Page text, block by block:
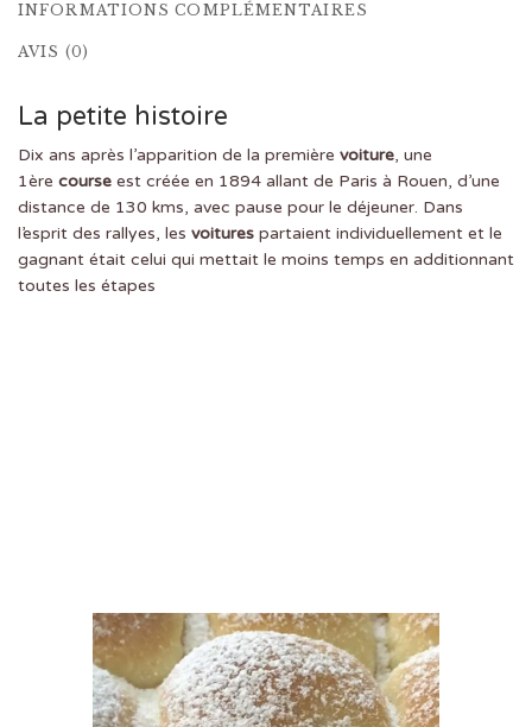
INFORMATIONS COMPLÉMENTAIRES
AVIS (0)
La petite histoire
Dix ans après l’apparition de la première voiture, une
1ère course est créée en 1894 allant de Paris à Rouen, d’une
distance de 130 kms, avec pause pour le déjeuner. Dans
l’esprit des rallyes, les voitures partaient individuellement et le
gagnant était celui qui mettait le moins temps en additionnant
toutes les étapes